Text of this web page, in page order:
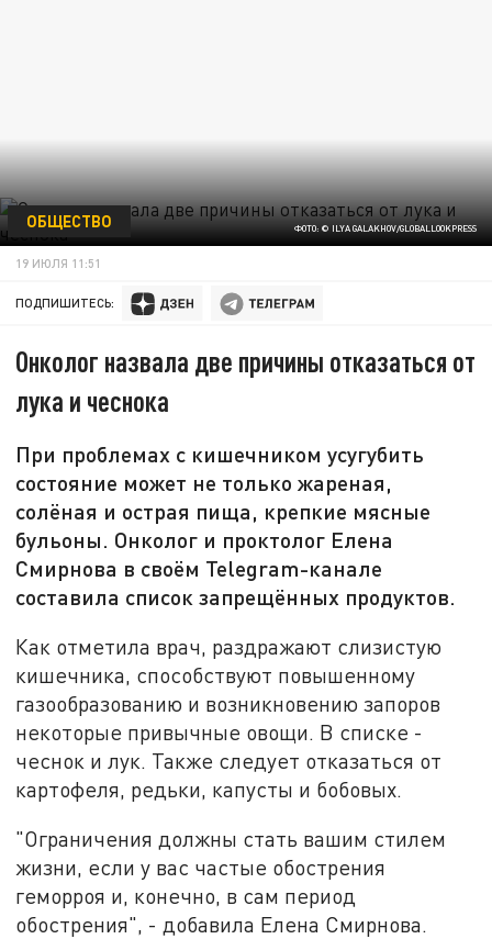
ФОТО: © ILYA GALAKHOV/GLOBALLOOKPRESS
ОБЩЕСТВО
19 ИЮЛЯ 11:51
ПОДПИШИТЕСЬ:
Онколог назвала две причины отказаться от
лука и чеснока
При проблемах с кишечником усугубить
состояние может не только жареная,
солёная и острая пища, крепкие мясные
бульоны. Онколог и проктолог Елена
Смирнова в своём Telegram-канале
составила список запрещённых продуктов.
Как отметила врач, раздражают слизистую
кишечника, способствуют повышенному
газообразованию и возникновению запоров
некоторые привычные овощи. В списке -
чеснок и лук. Также следует отказаться от
картофеля, редьки, капусты и бобовых.
"Ограничения должны стать вашим стилем
жизни, если у вас частые обострения
геморроя и, конечно, в сам период
обострения", - добавила Елена Смирнова.